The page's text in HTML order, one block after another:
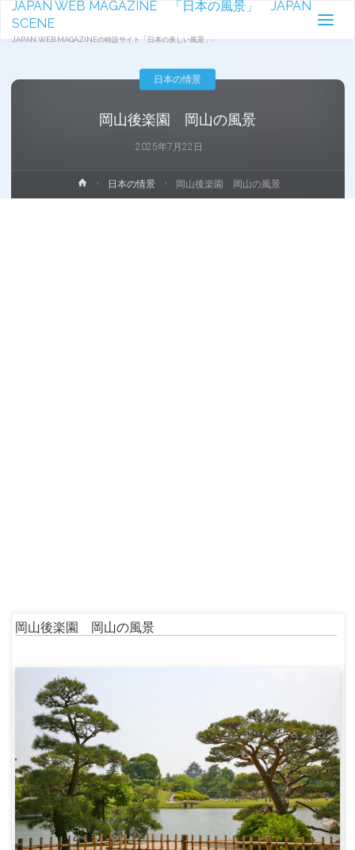
JAPAN WEB MAGAZINE 「日本の風景」 JAPAN
SCENE
JAPAN WEB MAGAZINEの特設サイト「日本の美しい風景」-
岡山後楽園 岡山の風景
2025年7月22日
日本の情景
ホ
ー
日本の情景 岡山後楽園 岡山の風景
岡山後楽園 岡山の風景